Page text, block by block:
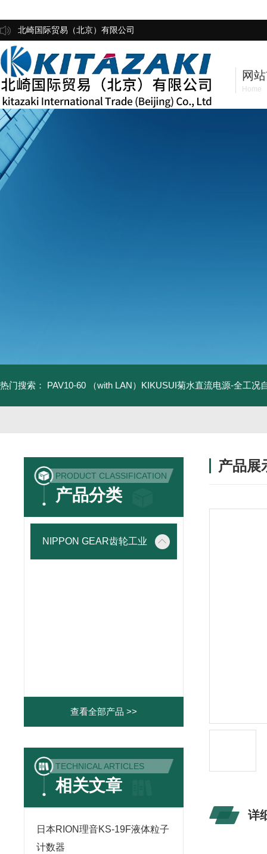
北崎国际贸易（北京）有限公司
网
Home
热门搜索： PAV10-60 （with LAN）KIKUSUI菊水直流电源-全工况
PRODUCT CLASSIFICATION
产品分类
NIPPON GEAR齿轮工业
查看全部产品 >>
TECHNICAL ARTICLES
相关文章
日本RION理音KS-19F液体粒子
计数器
产品展
详